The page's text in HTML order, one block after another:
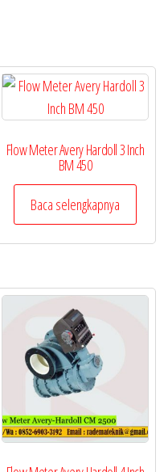
Flow Meter Avery Hardoll 3 Inch
BM 450
Baca selengkapnya